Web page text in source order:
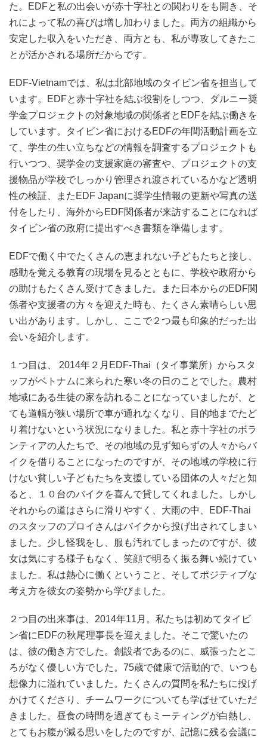
た。EDFと私の出会いが赤十字社との関わりをも開き、そ
れによって私の喜びは増し加わりました。両方の組織から
安定した収入をいただき、両方とも、私が専攻してきたこ
とが活かされる場所だからです。
EDF-Vietnamでは、私は北部地域のタイビン省を担当して
います。EDFと赤十字社を結ぶ役割をしつつ、ダルニー奨
学金プロジェクトの対象地域の関係者とEDFを結ぶ働きを
しています。タイビン省におけるEDFの年間活動計画を立
て、学生の生い立ちなどの情報を調査するプロジェクトも
行いつつ、奨学金の支援家庭の審査や、プロジェクトの支
援物品が学校でしっかり管理され渡されているかなど透明
性の検証、またEDF Japanに奨学生情報の更新や写真の送
付をしたり、海外からEDF関係者が来訪することになれば
タイビン省の政府に提出すべき書類を準備します。
EDFで働く中でたくさんの恵まれない子どもたちと接し、
感動を覚える教育の現場を見るとともに、学校や政府から
の助けもたくさん受けてきました。また日本からのEDF関
係者や支援者の方々を迎えた時も、たくさん素晴らしい思
い出があります。しかし、ここで２つ最も印象的だった出
会いを紹介します。
１つ目は、 2014年２月EDF‐Thai（タイ事業所）からスタ
ッフがベトナムに来られた寒い冬の日のことでした。農村
地域にある生徒の家を訪れることになっていましたが、と
ても道幅が狭い場所で車が通れなくなり、目的地までたど
り着けないという状況になりました。私と赤十字社のボラ
ンティアの人たちで、その地域の見ず知らずの人々からバ
イクを借りることになったのですが、その地域の学校に行
けない貧しい子どもたちを支援している団体の人々だと知
ると、１０台のバイクを喜んで貸してくれました。しかし
それからの道はさらに滑りやすく、大雨の中、EDF‐Thai
のスタッフのプロイさんはバイクから投げ出されてしまい
ました。少し怪我をし、服も汚れてしまったのですが、彼
女は気にする様子もなく、笑顔で明るく振る舞い続けてい
ました。私は熱心に働くということ、そしてポジティブな
考え方を彼女の姿勢から学びました。
２つ目の出来事は、2014年11月。私たちは初めてタイビ
ン省にEDFの秋尾理事長を迎えました。そこで驚いたの
は、彼の働き方でした。創設者であるのに、威張ったとこ
ろがなく優しい方でした。75歳で健康で活動的で、いつも
想像力に溢れていました。たくさんの質問を私たちに投げ
かけてくださり、チームワークについても学ばせていただ
きました。昼食の時間を過ぎてもミーティングが白熱し、
とてもお腹が減る思いをしたのですが、記憶に残る会議に